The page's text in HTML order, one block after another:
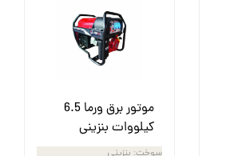
موتور برق ورما 6.5
کیلووات بنزینی
سوخت: بنزینی